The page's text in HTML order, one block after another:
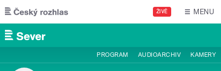
Přejít k hlavnímu obsahu
ŽIVĚ MENU
PROGRAM AUDIOARCHIV KAMERY